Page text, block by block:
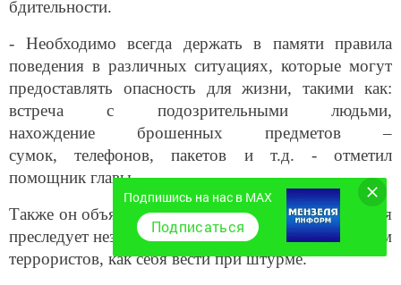
бдительности.
- Необходимо всегда держать в памяти правила
поведения в различных ситуациях, которые могут
предоставлять опасность для жизни, такими как:
встреча с подозрительными людьми,
нахождение брошенных предметов –
сумок, телефонов, пакетов и т.д. - отметил
помощник главы.
Также он объяснил,как нужно себя вести, если тебя
преследует незнакомец, или ты оказался заложником
террористов, как себя вести при штурме.
Подпишись на нас в MAX
Подписаться